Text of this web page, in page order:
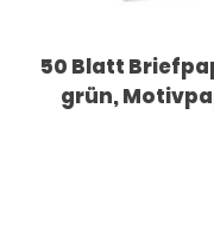
50 Blatt
grün,